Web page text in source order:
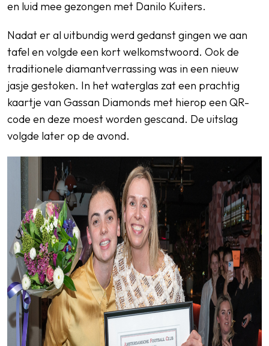
en luid mee gezongen met Danilo Kuiters.
Nadat er al uitbundig werd gedanst gingen we aan
tafel en volgde een kort welkomstwoord. Ook de
traditionele diamantverrassing was in een nieuw
jasje gestoken. In het waterglas zat een prachtig
kaartje van Gassan Diamonds met hierop een QR-
code en deze moest worden gescand. De uitslag
volgde later op de avond.